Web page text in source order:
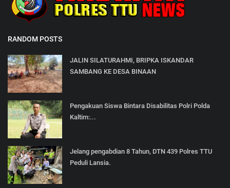
RANDOM POSTS
JALIN SILATURAHMI, BRIPKA ISKANDAR
SAMBANG KE DESA BINAAN
Pengakuan Siswa Bintara Disabilitas Polri Polda
Kaltim:...
Jelang pengabdian 8 Tahun, DTN 439 Polres TTU
Peduli Lansia.